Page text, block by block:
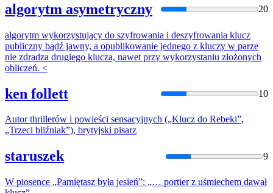
algorytm asymetryczny 20
algorytm wykorzystujący do szyfrowania i deszyfrowania klucz
publiczny bądź jawny, a opublikowanie jednego z kluczy w parze
nie zdradza drugiego klucza, nawet przy wykorzystaniu złożonych
obliczeń. <
ken follett 10
Autor thrillerów i powieści sensacyjnych („Klucz do Rebeki”,
„Trzeci bliźniak”), brytyjski pisarz
staruszek 9
W piosence „Pamiętasz była jesień”: „… portier z uśmiechem dawał